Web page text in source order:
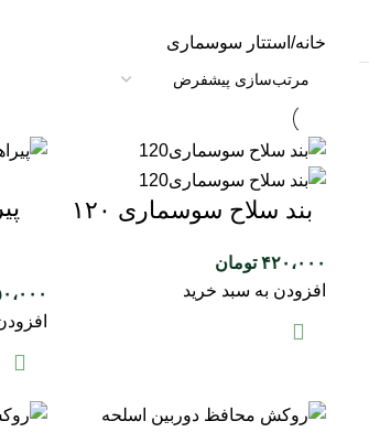
خانه استتار سوسماری
بند سلاح سوسماری ۱۲۰
۴۲۰،۰۰۰ تومان
افزودن به سبد خرید